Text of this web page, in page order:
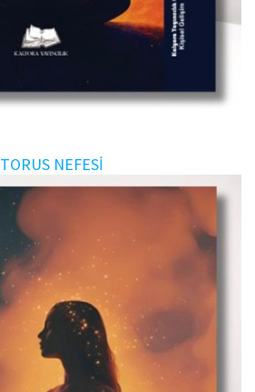
TORUS NEFESİ